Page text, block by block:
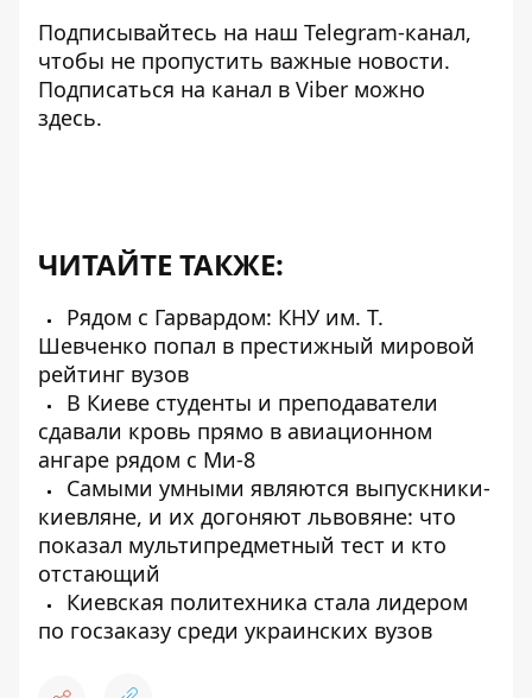
Подписывайтесь на наш Telegram-канал,
чтобы не пропустить важные новости.
Подписаться на канал в Viber можно
здесь.
ЧИТАЙТЕ ТАКЖЕ:
Рядом с Гарвардом: КНУ им. Т.
Шевченко попал в престижный мировой
рейтинг вузов
В Киеве студенты и преподаватели
сдавали кровь прямо в авиационном
ангаре рядом с Ми-8
Самыми умными являются выпускники-
киевляне, и их догоняют львовяне: что
показал мультипредметный тест и кто
отстающий
Киевская политехника стала лидером
по госзаказу среди украинских вузов